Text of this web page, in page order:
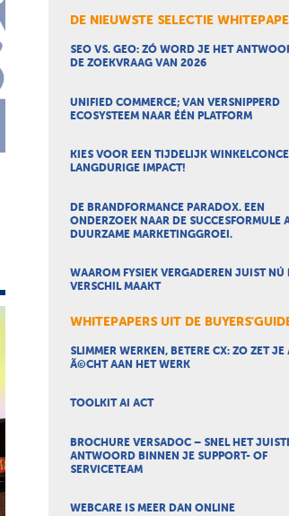
DE NIEUWSTE SELECTIE
SEO VS. GEO: ZÓ WORD JE HET
DE ZOEKVRAAG VAN 2026
UNIFIED COMMERCE; VAN VERSNIPPERD
ECOSYSTEEM NAAR ÉÉN PLATFORM
KIES VOOR EEN TIJDELIJK
LANGDURIGE IMPACT!
DE BRANDFORMANCE PARADOX. EEN
ONDERZOEK NAAR DE SUCCESFORMULE
DUURZAME MARKETINGGROEI.
WAAROM FYSIEK VERGADEREN JUIST NÚ
VERSCHIL MAAKT
WHITEPAPERS UIT DE
SLIMMER WERKEN, BETERE CX: ZO ZET JE
Ã©CHT AAN HET WERK
TOOLKIT AI ACT
BROCHURE VERSADOC – SNEL HET
ANTWOORD BINNEN JE SUPPORT- OF
SERVICETEAM
WEBCARE IS MEER DAN ONLINE